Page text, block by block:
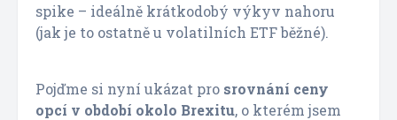
spike – ideálně krátkodobý výkyv nahoru
(jak je to ostatně u volatilních ETF běžné).
Pojďme si nyní ukázat pro srovnání ceny
opcí v období okolo Brexitu, o kterém jsem